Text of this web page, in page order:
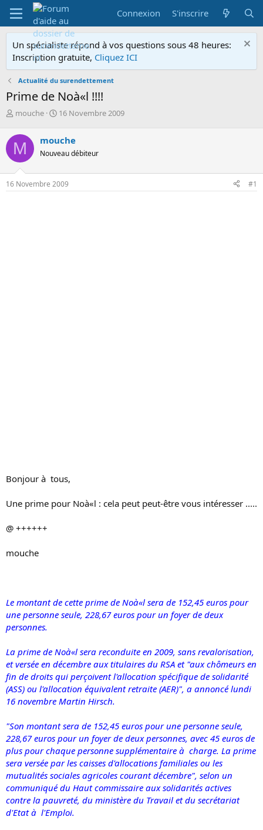
Connexion S'inscrire
Un spécialiste répond à vos questions sous 48 heures:
Inscription gratuite, Cliquez ICI
Actualité du surendettement
Prime de Noà«l !!!!
A
t
e
u
r
d
e
mouche
D
e
d
d
é
16 Novembre 2009
M mouche
Nouveau débiteur
16 Novembre 2009 #1
Bonjour à tous,
Une prime pour Noà«l : cela peut peut-être vous intéresser .....
@ ++++++
mouche
Le montant de cette prime de Noà«l sera de 152,45 euros pour
une personne seule, 228,67 euros pour un foyer de deux
personnes.
La prime de Noà«l sera reconduite en 2009, sans revalorisation,
et versée en décembre aux titulaires du RSA et "aux chômeurs en
fin de droits qui perçoivent l'allocation spécifique de solidarité
(ASS) ou l'allocation équivalent retraite (AER)", a annoncé lundi
16 novembre Martin Hirsch.
"Son montant sera de 152,45 euros pour une personne seule,
228,67 euros pour un foyer de deux personnes, avec 45 euros de
plus pour chaque personne supplémentaire à charge. La prime
sera versée par les caisses d'allocations familiales ou les
mutualités sociales agricoles courant décembre", selon un
communiqué du Haut commissaire aux solidarités actives
contre la pauvreté, du ministère du Travail et du secrétariat
d'Etat à l'Emploi.